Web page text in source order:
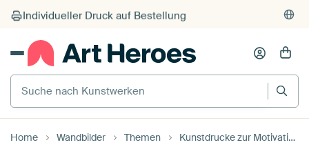
Hervorragend(4,8/5)
375.000+ Wände gefüllt
Kostenloser Versand
Kauf auf Rechnung
Suche nach Kunstwerken
Home Wandbilder Themen Kunstdrucke zur Motivation & positive thinking